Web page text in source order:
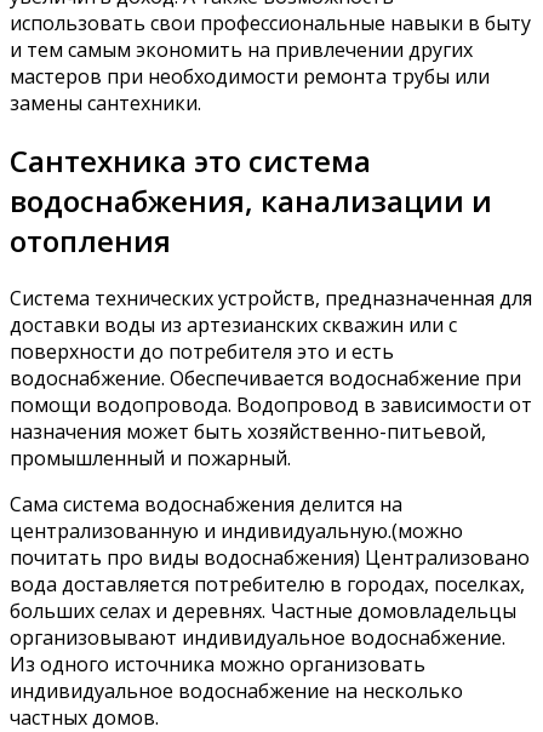
использовать свои профессиональные навыки в быту
и тем самым экономить на привлечении других
мастеров при необходимости ремонта трубы или
замены сантехники.
Сантехника это система
водоснабжения, канализации и
отопления
Система технических устройств, предназначенная для
доставки воды из артезианских скважин или с
поверхности до потребителя это и есть
водоснабжение. Обеспечивается водоснабжение при
помощи водопровода. Водопровод в зависимости от
назначения может быть хозяйственно-питьевой,
промышленный и пожарный.
Сама система водоснабжения делится на
централизованную и индивидуальную.(можно
почитать про виды водоснабжения) Централизовано
вода доставляется потребителю в городах, поселках,
больших селах и деревнях. Частные домовладельцы
организовывают индивидуальное водоснабжение.
Из одного источника можно организовать
индивидуальное водоснабжение на несколько
частных домов.